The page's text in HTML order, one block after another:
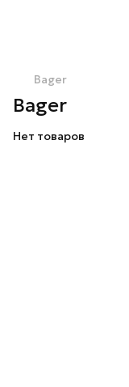
Bager
Bager
Нет товаров